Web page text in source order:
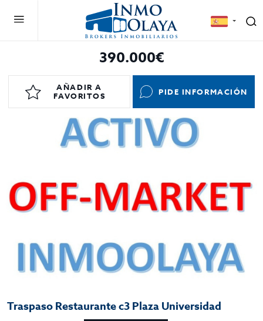
390.000€
AÑADIR A
FAVORITOS
PIDE INFORMACIÓN
Traspaso Restaurante c3 Plaza Universidad